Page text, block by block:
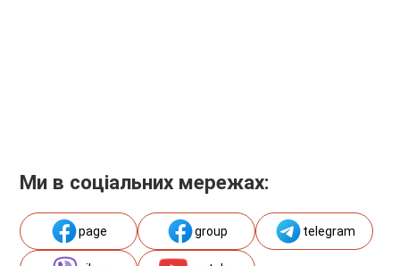
Ми в соціальних мережах:
page group telegram